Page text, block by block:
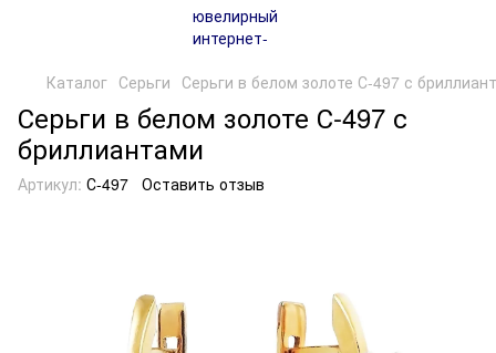
Каталог Серьги Серьги в белом золоте С-497 с
Серьги в белом золоте С-497 с
бриллиантами
Артикул: С-497 Оставить отзыв